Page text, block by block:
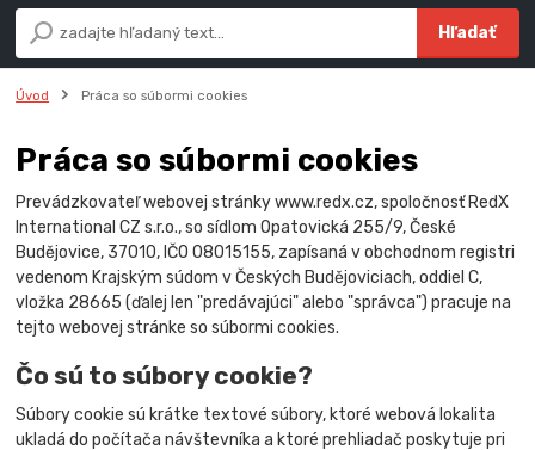
Hľadať
Úvod Práca so súbormi cookies
Práca so súbormi cookies
Prevádzkovateľ webovej stránky www.redx.cz, spoločnosť RedX
International CZ s.r.o., so sídlom Opatovická 255/9, České
Budějovice, 37010, IČO 08015155, zapísaná v obchodnom registri
vedenom Krajským súdom v Českých Budějoviciach, oddiel C,
vložka 28665 (ďalej len "predávajúci" alebo "správca") pracuje na
tejto webovej stránke so súbormi cookies.
Čo sú to súbory cookie?
Súbory cookie sú krátke textové súbory, ktoré webová lokalita
ukladá do počítača návštevníka a ktoré prehliadač poskytuje pri